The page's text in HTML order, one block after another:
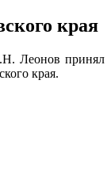
края
Леонов принял
края.